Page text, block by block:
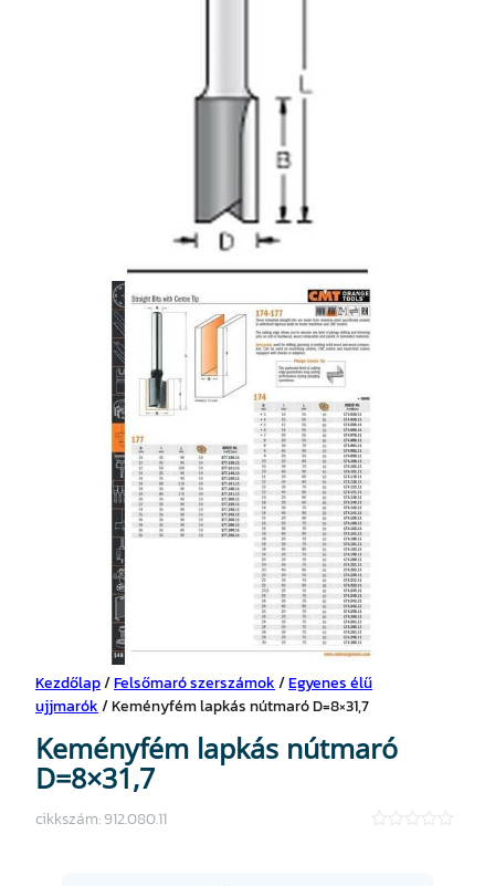
Kezdőlap/Felsőmaró szerszámok/Egyenes élű
ujjmarók/ Keményfém lapkás nútmaró D=8×31,7
Keményfém lapkás nútmaró
D=8×31,7
cikkszám:912.080.11